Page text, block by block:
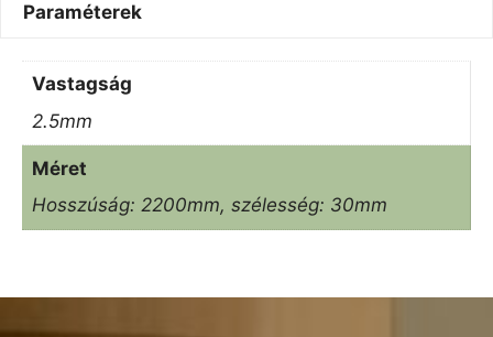
Paraméterek
Vastagság
2.5mm
Méret
Hosszúság: 2200mm, szélesség: 30mm